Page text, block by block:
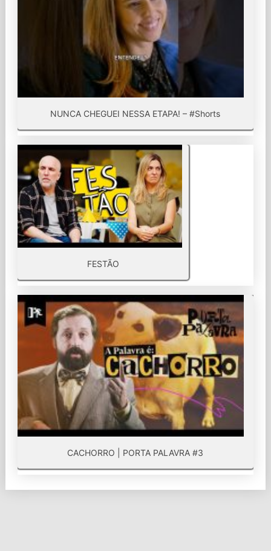
NUNCA CHEGUEI NESSA ETAPA! – #Shorts
FESTÃO
CACHORRO | PORTA PALAVRA #3